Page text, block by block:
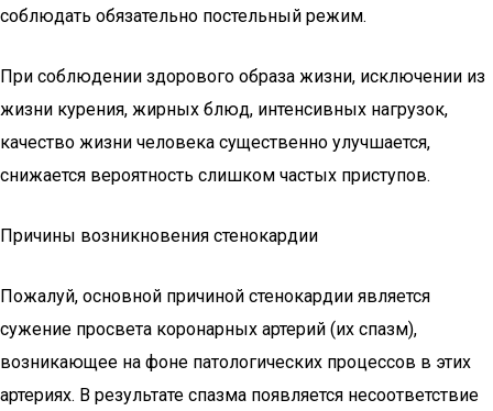
соблюдать обязательно постельный режим.
При соблюдении здорового образа жизни, исключении из
жизни курения, жирных блюд, интенсивных нагрузок,
качество жизни человека существенно улучшается,
снижается вероятность слишком частых приступов.
Причины возникновения стенокардии
Пожалуй, основной причиной стенокардии является
сужение просвета коронарных артерий (их спазм),
возникающее на фоне патологических процессов в этих
артериях. В результате спазма появляется несоответствие